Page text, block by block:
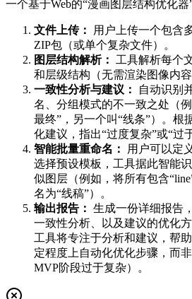
一个基于Web的“漫画图层结构优化器
文件上传： 用户上传一个包含
ZIP包（或单个复杂文件）。
图层结构解析：
工具解析每个
和层级结构（无需渲染图像内
一致性分析与建议：
自动识别
名、分组模式的不一致之处（
最终”，另一个叫“线条”）。根
化建议，指出“过度复杂”或“过
智能批量重命名：
用户可以定
选择预设模板，工具据此智能
似图层（例如，将所有包含
名为“线稿”）。
输出报告： 生成一份详细报告
一致性分析、以及建议的优化
工具将专注于分析和建议，帮
定程度上自动化优化步骤，而
MVP阶段过于复杂）。